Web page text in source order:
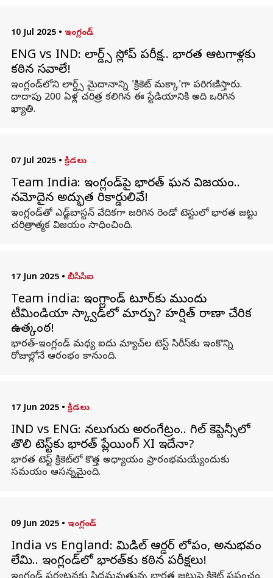
10 Jul 2025 • ఇంగ్లండ్
ENG vs IND: లార్డ్స్‌ స్లోప్‌ పరీక్ష.. భారత ఆటగాళ్లకు
కఠిన సవాలే!
ఇంగ్లండ్‌లోని లార్డ్స్‌ మైదానాన్ని 'క్రికెట్‌ మక్కా'గా పరిగణిస్తారు.
దాదాపు 200 ఏళ్ల చరిత్ర కలిగిన ఈ స్టేడియానికి అది ఒరిగిన
ఖ్యాతి.
07 Jul 2025 • క్రీడలు
Team India: ఇంగ్లండ్‌పై భారత్ ఘన విజయం..
నమోదైన అద్భుత రికార్డులివే!
ఇంగ్లండ్‌తో ఎడ్జ్‌బాస్టన్ వేదికగా జరిగిన రెండో టెస్టులో భారత జట్టు
చరిత్రాత్మక విజయం సాధించింది.
17 Jun 2025 • బీసీసీఐ
Team india: ఇంగ్లాండ్ టూర్‌కు ముందు
టీమిండియా స్క్వాడ్‌లో మార్పు? హర్షిత్ రాణా చేరిక
ఉత్కంఠ!
భారత్-ఇంగ్లండ్ మధ్య ఐదు మ్యాచ్‌ల టెస్ట్ సిరీస్‌కు ఇంకొన్ని
రోజుల్లోనే ఆరంభం కానుంది.
17 Jun 2025 • క్రీడలు
IND vs ENG: నలుగురు అరంగేట్రం.. గిల్ కెప్టెన్సీలో
తొలి టెస్ట్‌కు భారత్ ప్లేయింగ్ XI ఇదేనా?
భారత టెస్ట్ క్రికెట్‌లో కొత్త అధ్యాయం ప్రారంభమయ్యేందుకు
సమయం ఆసన్నమైంది.
09 Jun 2025 • ఇంగ్లండ్
India vs England: మిడిల్‌ ఆర్డర్‌ లోపం, అనుభవం
లేమి.. ఇంగ్లండ్‌లో భారత్‌కు కఠిన పరీక్షలు!